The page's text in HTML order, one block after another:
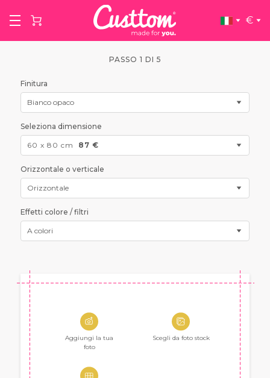
€
PASSO 1 DI 5
Seleziona dimensione
60 x 80 cm 87 €
Orizzontale o verticale
Orizzontale
Finitura
Bianco opaco
Effetti colore / filtri
A colori
Aggiungi la tua
foto
Scegli da foto stock